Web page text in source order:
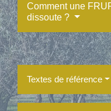
Comment une
dissoute ?
Textes de référence